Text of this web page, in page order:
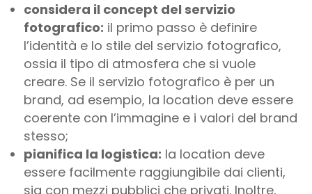
considera il concept del servizio
fotografico: il primo passo è definire
l’identità e lo stile del servizio fotografico,
ossia il tipo di atmosfera che si vuole
creare. Se il servizio fotografico è per un
brand, ad esempio, la location deve essere
coerente con l’immagine e i valori del brand
stesso;
pianifica la logistica: la location deve
essere facilmente raggiungibile dai clienti,
sia con mezzi pubblici che privati. Inoltre,